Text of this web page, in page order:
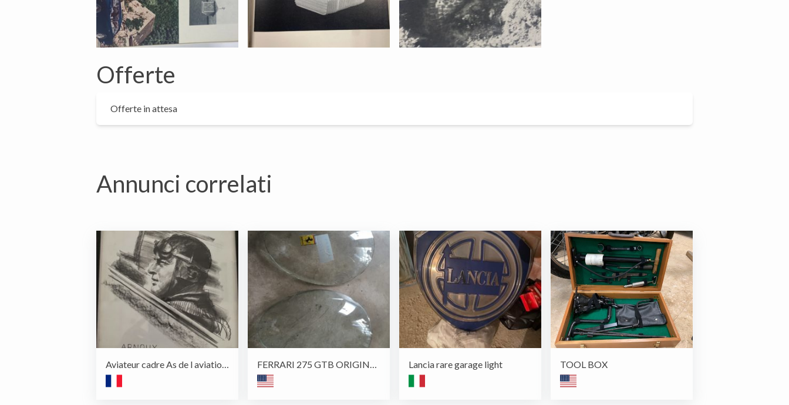
Offerte
Offerte in attesa
Annunci correlati
Aviateur cadre As de l aviation ww1 FERRARI 275 GTB ORIGINAL VERRE DE PHARE Lancia rare garage light TOOL BOX